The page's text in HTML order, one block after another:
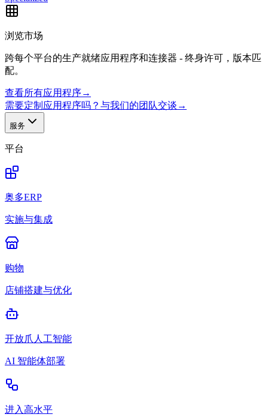
浏览市场
跨每个平台的生产就绪应用程序和连接器 - 终身许可，版本匹
配。
查看所有应用程序→
需要定制应用程序吗？与我们的团队交谈 →
服务
平台
奥多ERP
实施与集成
购物
店铺搭建与优化
开放爪人工智能
AI 智能体部署
进入高水平